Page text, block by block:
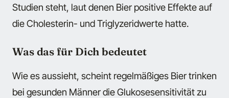
Studien steht, laut denen Bier positive Effekte auf
die Cholesterin- und Triglyzeridwerte hatte.
Was das für Dich bedeutet
Wie es aussieht, scheint regelmäßiges Bier trinken
bei gesunden Männer die Glukosesensitivität zu